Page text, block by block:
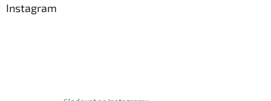
Instagram